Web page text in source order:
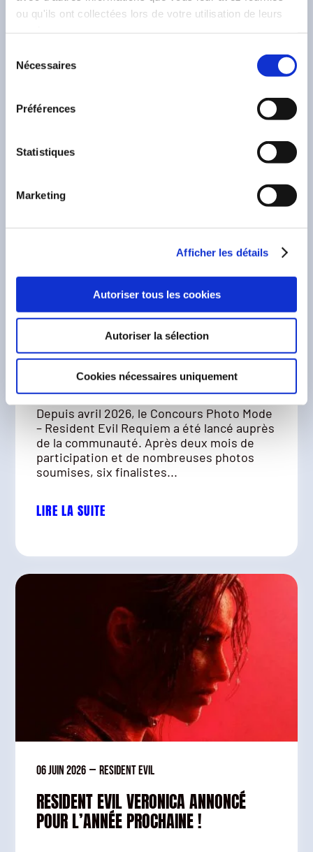
ou qu'ils ont collectées lors de votre utilisation de leurs
Nécessaires
Préférences
Statistiques
Marketing
Afficher les détails
Autoriser tous les cookies
Autoriser la sélection
Cookies nécessaires uniquement
Dernières actualités
— Resident Evil
DÉCOUVREZ LES PHOTOS GAGNANTES
DU CONCOURS PHOTO MODE – RESIDENT
EVIL REQUIEM
Depuis avril 2026, le Concours Photo Mode
– Resident Evil Requiem a été lancé auprès
de la communauté. Après deux mois de
participation et de nombreuses photos
soumises, six finalistes...
LIRE LA SUITE
06 juin 2026 — Resident Evil
RESIDENT EVIL VERONICA ANNONCÉ
POUR L’ANNÉE PROCHAINE !